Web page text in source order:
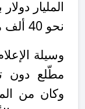
المليار
نحو 40 ألف مشاهدة
وسيلة
مطّلع دون
وكان من